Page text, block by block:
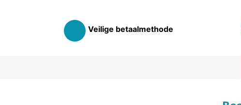
Veilige betaalmethode